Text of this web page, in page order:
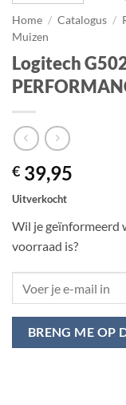
Home / Catalogus /
Muizen
Logitech
€ 39,95
Uitverkocht
Wil je geïnformeerd
voorraad is?
BRENG ME OP